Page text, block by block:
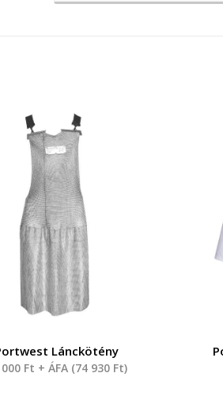
Lánckötény
Ft + ÁFA (74 930 Ft)